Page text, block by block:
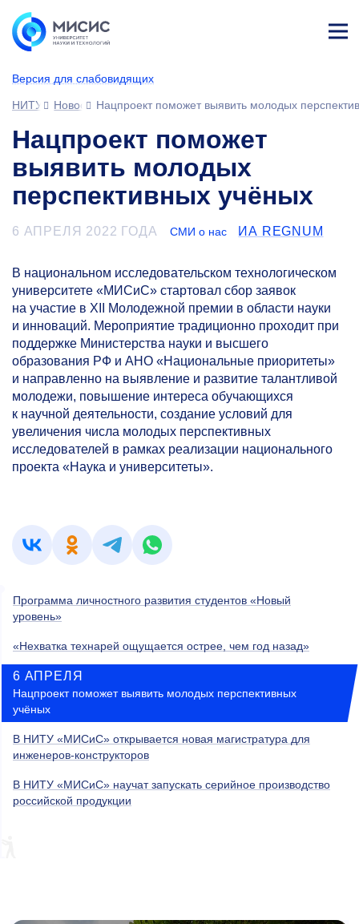
Версия для слабовидящих
ине
НИТУ МИСИС
НовостиНацпроект поможет выявить молодых
Нацпроект поможет
выявить молодых
перспективных учёных
6 АПРЕЛЯ 2022 ГОДА СМИ о нас ИА REGNUM
В национальном исследовательском технологическом
университете «МИСиС» стартовал сбор заявок
на участие в XII Молодежной премии в области науки
и инноваций. Мероприятие традиционно проходит при
поддержке Министерства науки и высшего
образования РФ и АНО «Национальные приоритеты»
и направленно на выявление и развитие талантливой
молодежи, повышение интереса обучающихся
к научной деятельности, создание условий для
увеличения числа молодых перспективных
исследователей в рамках реализации национального
проекта «Наука и университеты».
Программа личностного развития студентов «Новый
уровень»
«Нехватка технарей ощущается острее, чем год назад»
6 АПРЕЛЯ
Нацпроект поможет выявить молодых перспективных
учёных
В НИТУ «МИСиС» открывается новая магистратура для
инженеров-конструкторов
В НИТУ «МИСиС» научат запускать серийное производство
российской продукции